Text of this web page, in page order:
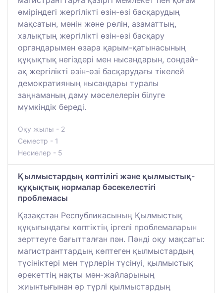
өміріндегі жергілікті өзін-өзі басқарудың
мақсатын, мәнін және рөлін, азаматтың,
халықтың жергілікті өзін-өзі басқару
органдарымен өзара қарым-қатынасының
құқықтық негіздері мен нысандарын, сондай-
ақ жергілікті өзін-өзі басқарудағы тікелей
демократияның нысандары туралы
заңнаманың даму мәселелерін білуге
мүмкіндік береді.
Оқу жылы - 2
Семестр - 1
Несиелер - 5
Қылмыстардың көптілігі және қылмыстық-
құқықтық нормалар бәсекелестігі
проблемасы
Қазақстан Республикасының Қылмыстық
құқығындағы көптіктің іргелі проблемаларын
зерттеуге бағытталған пән. Пәнді оқу мақсаты:
магистранттардың көптеген қылмыстардың
түсініктері мен түрлерін түсінуі, қылмыстық
әрекеттің нақты мән-жайларының
жиынтығынан әр түрлі қылмыстардың